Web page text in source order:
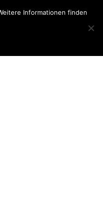
Informationen finden